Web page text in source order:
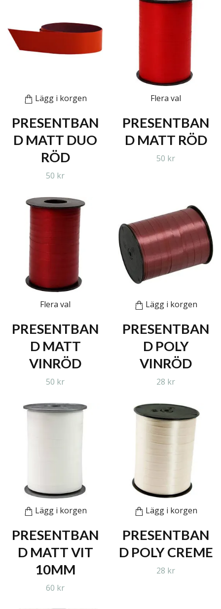
Lägg i korgen
PRESENTBAN
D MATT DUO
RÖD
50 kr
Flera val
PRESENTBAN
D MATT RÖD
50 kr
Flera val
PRESENTBAN
D MATT
VINRÖD
50 kr
Lägg i korgen
PRESENTBAN
D POLY
VINRÖD
28 kr
Lägg i korgen
PRESENTBAN
D MATT VIT
10MM
60 kr
Lägg i korgen
PRESENTBAN
D POLY CREME
28 kr